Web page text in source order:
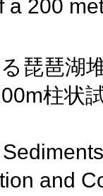
a 200
琵琶湖
柱状
and